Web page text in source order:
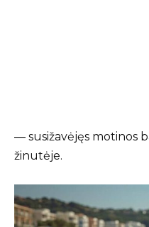
— susižavėjęs motinos
žinutėje.